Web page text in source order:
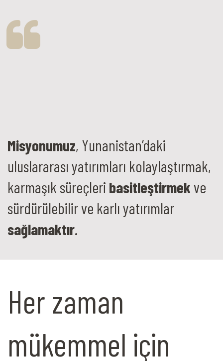
Misyonumuz, Yunanistan’daki
uluslararası yatırımları kolaylaştırmak,
karmaşık süreçleri basitleştirmekve
sürdürülebilir ve karlı yatırımlar
sağlamaktır.
Her zaman
mükemmel için